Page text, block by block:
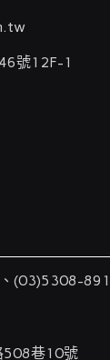
號12F-1
、 (03)5308-891
508巷10號